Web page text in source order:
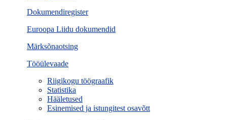
Dokumendiregister
Euroopa Liidu dokumendid
Märksõnaotsing
Tööülevaade
Riigikogu töögraafik
Statistika
Hääletused
Esinemised ja istungitest osavõtt